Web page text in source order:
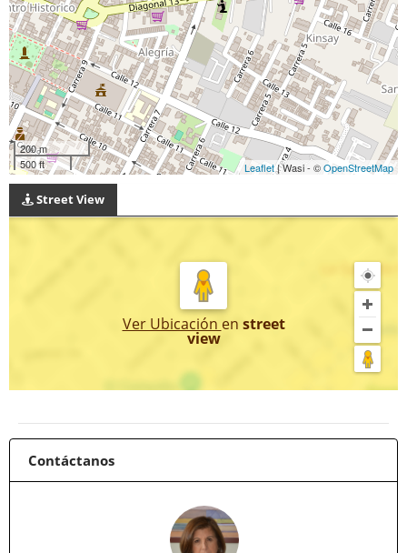
200 m
500 ft
Leaflet| Wasi - ©OpenStreetMap
Street View
Ver Ubicación en street
view
Contáctanos